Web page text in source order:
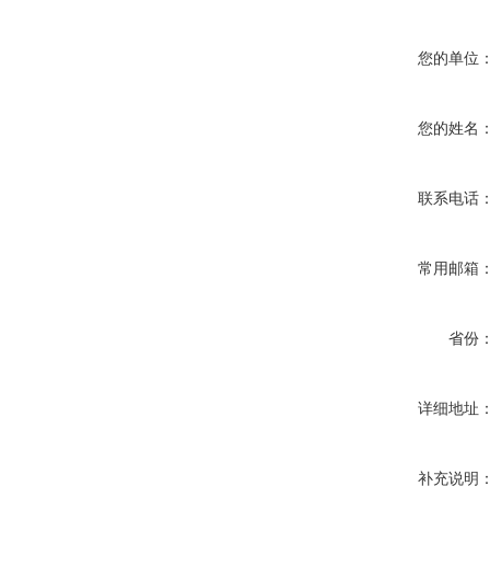
您的单位
您的姓名
联系电话
常用邮箱
省份
详细地址
补充说明